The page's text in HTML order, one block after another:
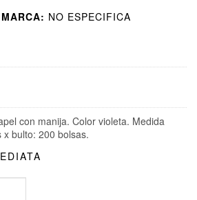
MARCA: NO ESPECIFICA
con manija. Color violeta. Medida
bulto: 200 bolsas.